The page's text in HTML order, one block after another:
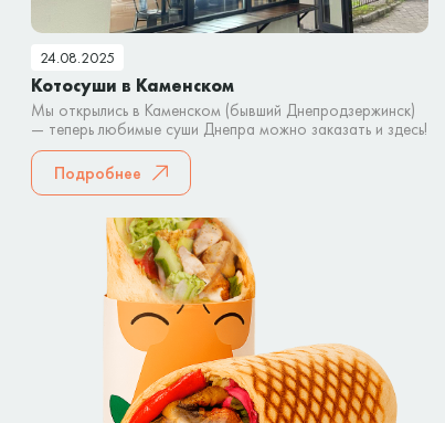
24.08.2025
Котосуши в Каменском
Мы открылись в Каменском (бывший Днепродзержинск)
— теперь любимые суши Днепра можно заказать и здесь!
Подробнее